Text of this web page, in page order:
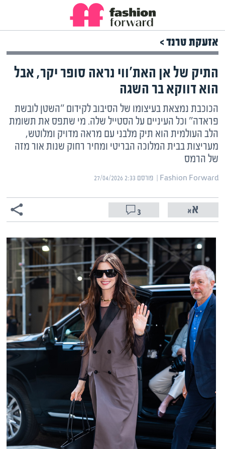
אזעקת טרנד >
התיק של אן האת'ווי נראה סופר יקר, אבל
הוא דווקא בר השגה
הכוכבת נמצאת בעיצומו של הסיבוב לקידום "השטן לובשת
פראדה" וכל העיניים על הסטייל שלה. מי שתפס את תשומת
הלב העולמית הוא תיק מלבני עם מראה מדויק ומלוטש,
מעריצות בבית המלוכה הבריטי ומחיר רחוק שנות אור מזה
של הרמס
Fashion Forward | ‏ פורסם ‎27/04/2026 2:33
3